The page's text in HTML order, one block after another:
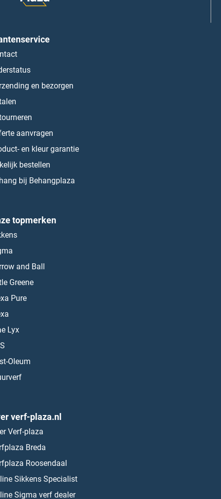
en bezorgen
aanvragen
en kleur garantie
bestellen
bij Behangplaza
topmerken
and Ball
Greene
Pure
Lyx
Oleum
verf-plaza.nl
Verf-plaza
Breda
Roosendaal
Sikkens Specialist
Sigma verf dealer